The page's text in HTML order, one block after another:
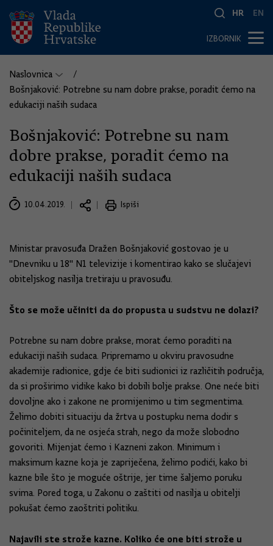
HR EN
IZBORNIK
Naslovnica
Bošnjaković: Potrebne su nam dobre prakse, poradit ćemo na
edukaciji naših sudaca
Bošnjaković: Potrebne su nam
dobre prakse, poradit ćemo na
edukaciji naših sudaca
10.04.2019. Ispiši
Ministar pravosuđa Dražen Bošnjaković gostovao je u
''Dnevniku u 18'' N1 televizije i komentirao kako se slučajevi
obiteljskog nasilja tretiraju u pravosuđu.
Što se može učiniti da do propusta u sudstvu ne dolazi?
Potrebne su nam dobre prakse, morat ćemo poraditi na
edukaciji naših sudaca. Pripremamo u okviru pravosudne
akademije radionice, gdje će biti sudionici iz različitih područja,
da si proširimo vidike kako bi dobili bolje prakse. One neće biti
dovoljne ako i zakone ne promijenimo u tim segmentima.
Želimo dobiti situaciju da žrtva u postupku nema dodir s
počiniteljem, da ne osjeća strah, nego da može slobodno
govoriti. Mijenjat ćemo i Kazneni zakon. Minimum i
maksimum kazne koja je zapriječena, želimo podići, kako bi
kazne bile što je moguće oštrije, jer time šaljemo poruku
svima. Pored toga, u Zakonu o zaštiti od nasilja u obitelji
pokušat ćemo zaoštriti politiku.
Najavili ste strože kazne. Koliko će one biti strože u